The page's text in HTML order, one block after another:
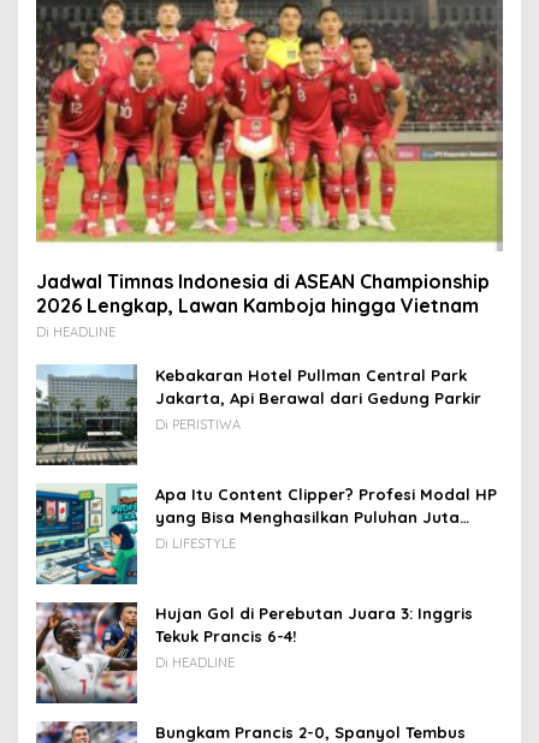
Jadwal Timnas Indonesia di ASEAN Championship
2026 Lengkap, Lawan Kamboja hingga Vietnam
Di HEADLINE
Kebakaran Hotel Pullman Central Park
Jakarta, Api Berawal dari Gedung Parkir
Di PERISTIWA
Apa Itu Content Clipper? Profesi Modal HP
yang Bisa Menghasilkan Puluhan Juta
Rupiah
Di LIFESTYLE
Hujan Gol di Perebutan Juara 3: Inggris
Tekuk Prancis 6-4!
Di HEADLINE
Bungkam Prancis 2-0, Spanyol Tembus